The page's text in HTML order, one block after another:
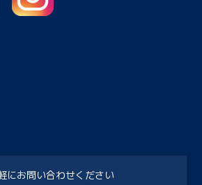
にお問い合わせください